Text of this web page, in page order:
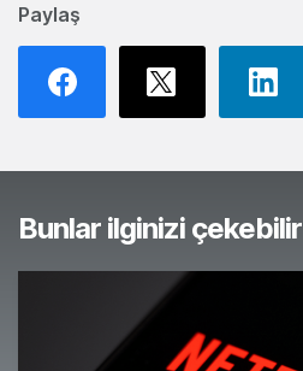
Paylaş
Bunlar ilginizi çekebilir